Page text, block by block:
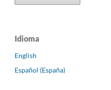
Idioma
English
Español (España)